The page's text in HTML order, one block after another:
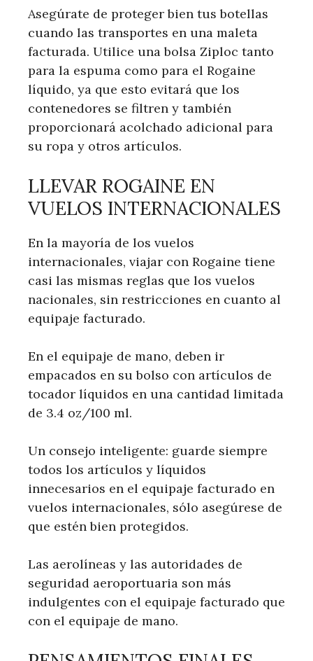
Asegúrate de proteger bien tus botellas
cuando las transportes en una maleta
facturada. Utilice una bolsa Ziploc tanto
para la espuma como para el Rogaine
líquido, ya que esto evitará que los
contenedores se filtren y también
proporcionará acolchado adicional para
su ropa y otros artículos.
LLEVAR ROGAINE EN
VUELOS INTERNACIONALES
En la mayoría de los vuelos
internacionales, viajar con Rogaine tiene
casi las mismas reglas que los vuelos
nacionales, sin restricciones en cuanto al
equipaje facturado.
En el equipaje de mano, deben ir
empacados en su bolso con artículos de
tocador líquidos en una cantidad limitada
de 3.4 oz/100 ml.
Un consejo inteligente: guarde siempre
todos los artículos y líquidos
innecesarios en el equipaje facturado en
vuelos internacionales, sólo asegúrese de
que estén bien protegidos.
Las aerolíneas y las autoridades de
seguridad aeroportuaria son más
indulgentes con el equipaje facturado que
con el equipaje de mano.